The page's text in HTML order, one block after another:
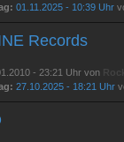
01.11.2025 - 10:39 Uhr
Records
- 23:21 Uhr von
27.10.2025 - 18:21 Uhr